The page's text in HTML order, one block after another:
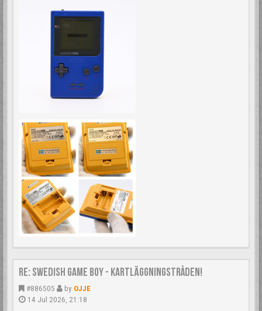
Re: Swedish Game Boy - Kartläggningstråden!
#886505 by OJJE
14 Jul 2026, 21:18